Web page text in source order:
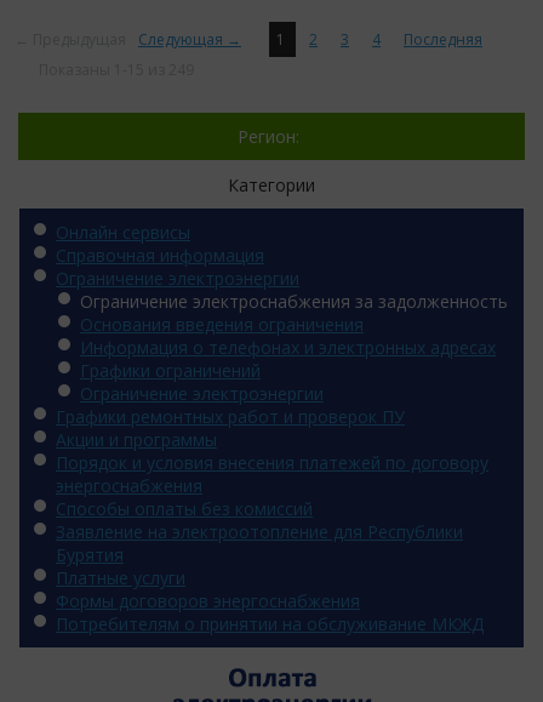
Следующая → 1 2 3 4
Последняя
Регион:
Категории
Онлайн сервисы
Справочная информация
Ограничение электроэнергии
Ограничение электроснабжения за задолженность
Основания введения ограничения
Информация о телефонах и электронных адресах
Графики ограничений
Ограничение электроэнергии
Графики ремонтных работ и проверок ПУ
Акции и программы
Порядок и условия внесения платежей по договору
энергоснабжения
Способы оплаты без комиссий
Заявление на электроотопление для Республики
Бурятия
Платные услуги
Формы договоров энергоснабжения
Потребителям о принятии на обслуживание МКЖД